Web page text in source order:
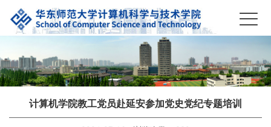
计算机学院教工党员赴延安参加党史党纪专题培训